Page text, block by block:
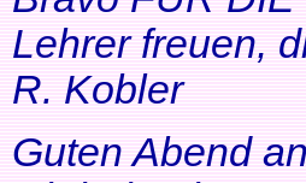
Lehrer freuen,
R. Kobler
Guten Abend